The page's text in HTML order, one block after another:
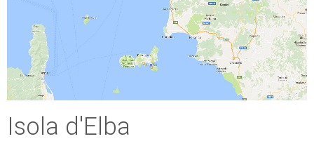
Isola d'Elba